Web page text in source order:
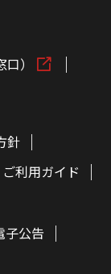
）
針
ご利用ガイド
子公告